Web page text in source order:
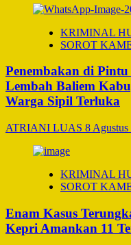
KRIMINAL
SOROT
Penembakan di
Lembah Baliem
Warga Sipil Terluka
ATRIANI LUAS 8 Agustus
KRIMINAL
SOROT
Enam Kasus
Kepri Amankan 11